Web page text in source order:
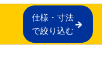
仕様・寸法
で絞り込む